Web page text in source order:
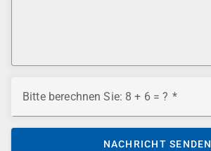
Bitte berechnen Sie: 8 + 6 = ?
NACHRICHT SENDEN